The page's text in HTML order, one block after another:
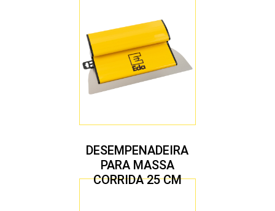
1,7 MM
DESEMPENADEIRA
PARA MASSA
CORRIDA 25 CM